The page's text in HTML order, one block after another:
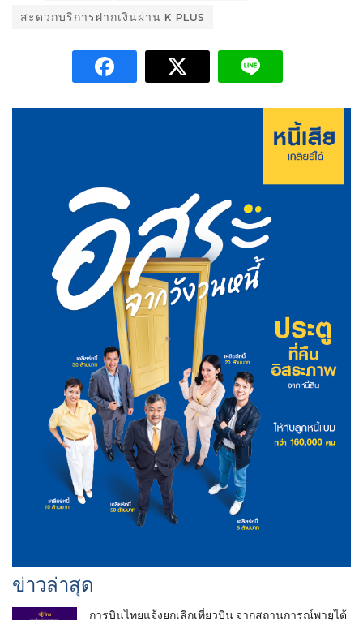
สะดวกบริการฝากเงินผ่าน K PLUS
ข่าวล่าสุด
การบินไทยแจ้งยกเลิกเที่ยวบิน จากสถานการณ์พายุไต้